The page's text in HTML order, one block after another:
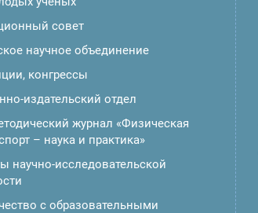
совет
научное объединение
конгрессы
издательский отдел
журнал «Физическая
– наука и практика»
научно-исследовательской
с образовательными